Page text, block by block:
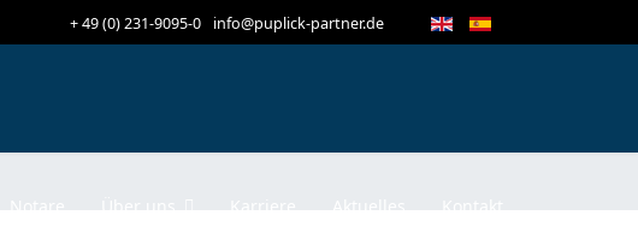
+ 49 (0) 231-9095-0 info@puplick-partner.de